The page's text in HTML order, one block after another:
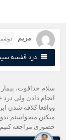
مریم دوشنبه ۱۵ شهریور ۰( 4 سال پیش)
درد قفسه سینه
خداقوت، بیمار من
دادن ولی درد
کلافه شدن این
میخواستم بدونم
مراجعه کنیم دکتر